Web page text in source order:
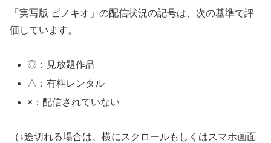
「実写版 ピノキオ」の配信状況の記号は、次の基準で評
価しています。
◎：見放題作品
△：有料レンタル
×：配信されていない
（↓途切れる場合は、横にスクロールもしくはスマホ画面